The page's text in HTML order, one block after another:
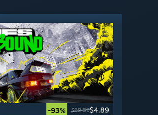
-93% $69.99$4.89